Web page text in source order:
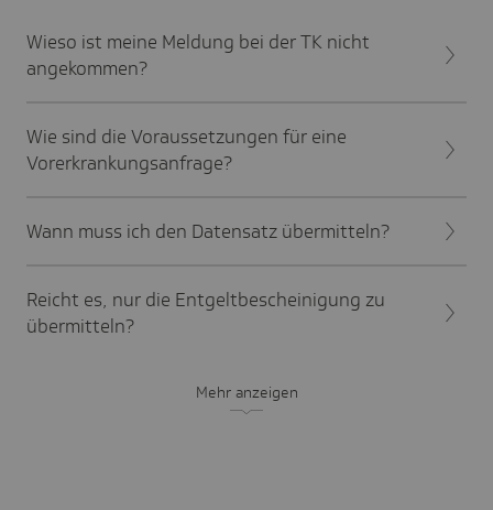
Wieso ist meine Meldung bei der TK nicht
angekommen?
Wie sind die Voraussetzungen für eine
Vorerkrankungsanfrage?
Wann muss ich den Datensatz übermitteln?
Reicht es, nur die Entgeltbescheinigung zu
übermitteln?
Mehr anzeigen